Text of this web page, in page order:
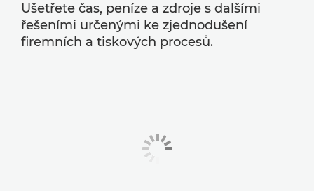
Ušetřete čas, peníze a zdroje s dalšími
řešeními určenými ke zjednodušení
firemních a tiskových procesů.